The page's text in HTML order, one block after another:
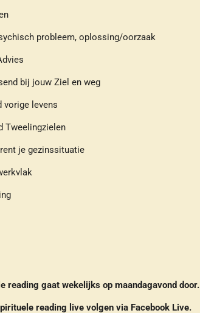
probleem, oplossing/oorzaak
bij jouw Ziel en weg
vorige levens
Tweelingzielen
je gezinssituatie
reading gaat wekelijks op maandagavond door.
reading live volgen via Facebook Live.